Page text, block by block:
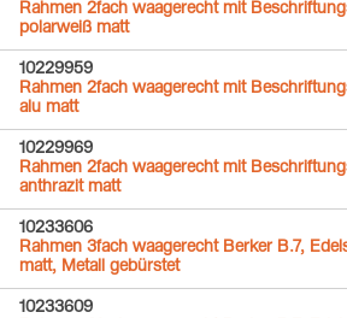
Rahmen 2fach waagerecht mit
polarweiß matt
10229959
Rahmen 2fach waagerecht mit
alu matt
10229969
Rahmen 2fach waagerecht mit
anthrazit matt
10233606
Rahmen 3fach waagerecht Berker B.7,
matt, Metall gebürstet
10233609